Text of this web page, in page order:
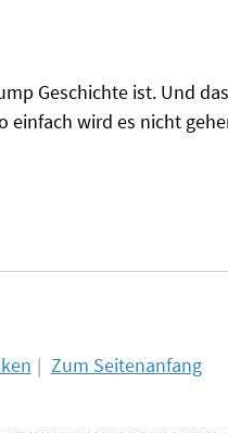
Geschichte ist. Und
einfach wird es nicht
Zum Seitenanfang